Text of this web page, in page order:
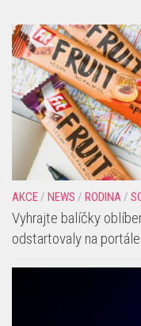
AKCE/ NEWS / RODINA/
Vyhrajte balíčky
odstartovaly na